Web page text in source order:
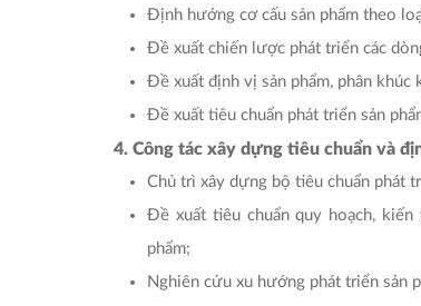
Định hướng cơ cấu sản phẩm theo
Đề xuất chiến lược phát triển các
Đề xuất định vị sản phẩm, phân khúc
Đề xuất tiêu chuẩn phát triển sản
4. Công tác xây dựng tiêu chuẩn và
Chủ trì xây dựng bộ tiêu chuẩn phát
Đề xuất tiêu chuẩn quy hoạch,
phẩm;
Nghiên cứu xu hướng phát triển sản